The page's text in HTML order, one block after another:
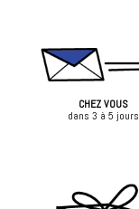
CHEZ VOUS
dans 3 à 5 jours